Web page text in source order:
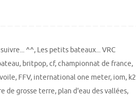
^^, Les petits bateaux... VRC
, britpop,cf,championnat de france,
, FFV, international one meter, iom, k2
de grosse terre, plan d'eau des vallées,